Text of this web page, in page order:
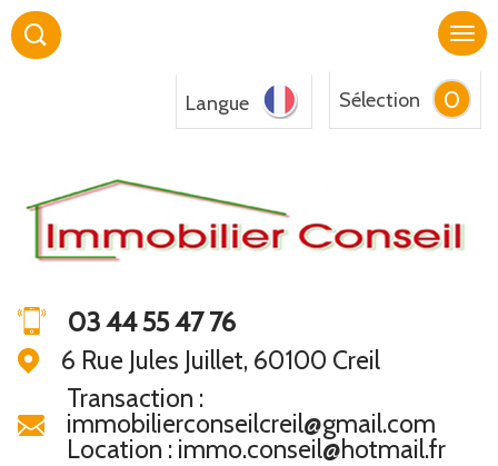
Langue Sélection 0
03 44 55 47 76
6 Rue Jules Juillet, 60100 Creil
Transaction :
immobilierconseilcreil@gmail.com
Location : immo.conseil@hotmail.fr